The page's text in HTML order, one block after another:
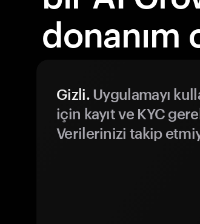
donanım
Gizli.Uygulamayı
için kayıt ve KYC
Verilerinizi takip